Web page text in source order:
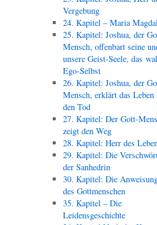
Vergebung
24. Kapitel – Maria
25. Kapitel: Joshua, der
Mensch, offenbart seine
unsere Geist-Seele, das
Ego-Selbst
26. Kapitel: Joshua, der
Mensch, erklärt das Leben
den Tod
27. Kapitel: Der Gott-
zeigt den Weg
28. Kapitel: Herr des
29. Kapitel: Die
der Sanhedrin
30. Kapitel: Die
des Gottmenschen
35. Kapitel – Die
Leidensgeschichte